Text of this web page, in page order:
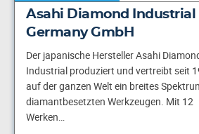
Asahi Diamond Industrial
Germany GmbH
Der japanische Hersteller Asahi
Industrial produziert und vertreibt seit
auf der ganzen Welt ein breites
diamantbesetzten Werkzeugen. Mit 12
Werken…